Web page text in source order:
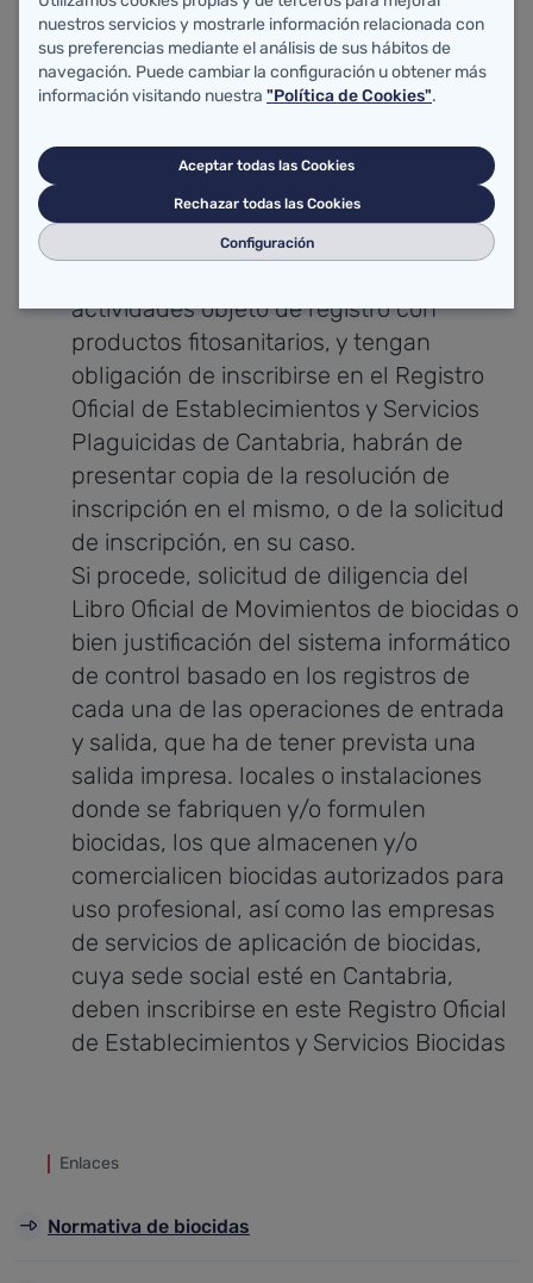
productos biocidas, así como del
responsable técnico, según la normativa
vigente. En el caso de los
establecimientos de fabricación,
formulación, etiquetado o envasado de
biocidas, identificación del responsable
En el caso de los establecimientos o
actividades objeto de registro con
productos fitosanitarios, y tengan
obligación de inscribirse en el Registro
Oficial de Establecimientos y Servicios
Plaguicidas de Cantabria, habrán de
presentar copia de la resolución de
inscripción en el mismo, o de la solicitud
de inscripción, en su caso.
Si procede, solicitud de diligencia del
Libro Oficial de Movimientos de biocidas o
bien justificación del sistema informático
de control basado en los registros de
cada una de las operaciones de entrada
y salida, que ha de tener prevista una
salida impresa. locales o instalaciones
donde se fabriquen y/o formulen
biocidas, los que almacenen y/o
comercialicen biocidas autorizados para
uso profesional, así como las empresas
de servicios de aplicación de biocidas,
cuya sede social esté en Cantabria,
deben inscribirse en este Registro Oficial
de Establecimientos y Servicios Biocidas
Enlaces
Normativa de biocidas
nuestros servicios y mostrarle información relacionada con
sus preferencias mediante el análisis de sus hábitos de
navegación. Puede cambiar la configuración u obtener más
información visitando nuestra "Política de Cookies".
Aceptar todas las Cookies
Rechazar todas las Cookies
Configuración